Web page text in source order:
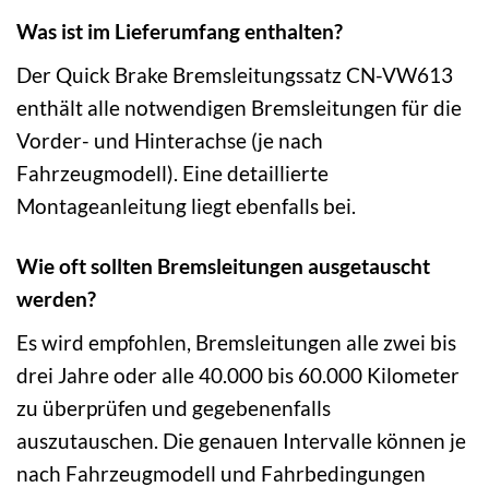
Was ist im Lieferumfang enthalten?
Der Quick Brake Bremsleitungssatz CN-VW613
enthält alle notwendigen Bremsleitungen für die
Vorder- und Hinterachse (je nach
Fahrzeugmodell). Eine detaillierte
Montageanleitung liegt ebenfalls bei.
Wie oft sollten Bremsleitungen ausgetauscht
werden?
Es wird empfohlen, Bremsleitungen alle zwei bis
drei Jahre oder alle 40.000 bis 60.000 Kilometer
zu überprüfen und gegebenenfalls
auszutauschen. Die genauen Intervalle können je
nach Fahrzeugmodell und Fahrbedingungen